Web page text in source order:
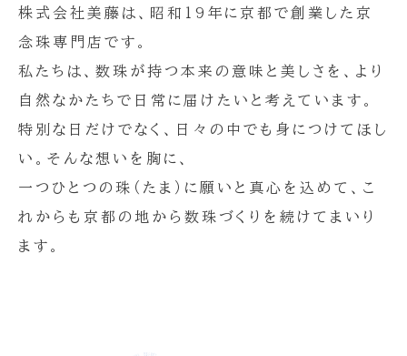
株式会社美藤は、昭和19年に京都で創業した京
念珠専門店です。
私たちは、数珠が持つ本来の意味と美しさを、より
自然なかたちで日常に届けたいと考えています。
特別な日だけでなく、日々の中でも身につけてほし
い。そんな想いを胸に、
一つひとつの珠（たま）に願いと真心を込めて、こ
れからも京都の地から数珠づくりを続けてまいり
ます。